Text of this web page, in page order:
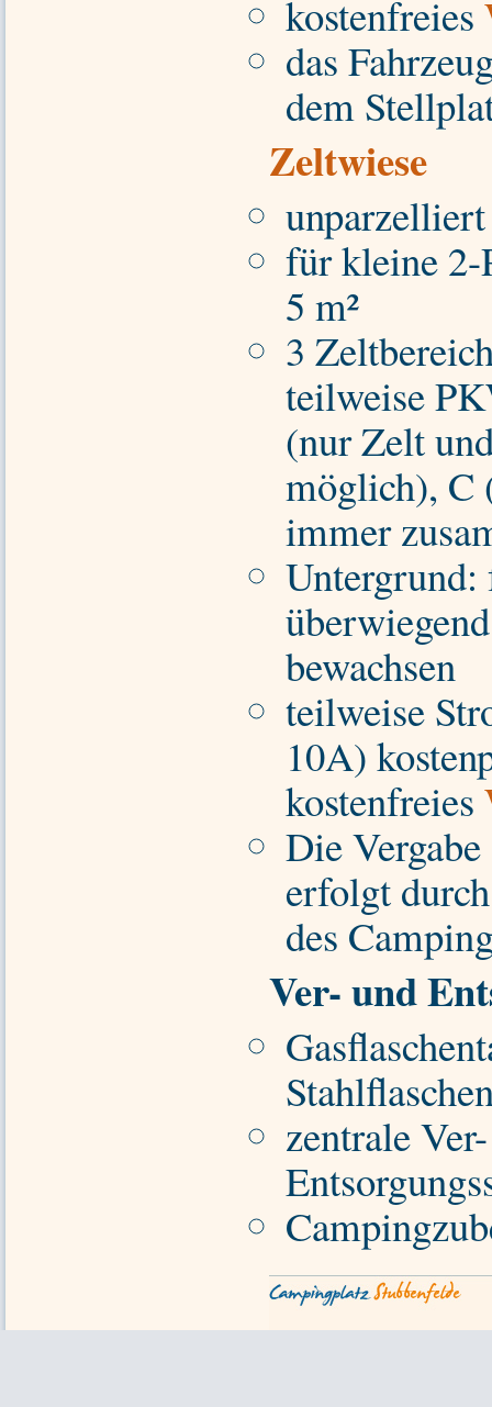
kostenfreies
das
dem
Zeltwiese
unparzelliert
für kleine 2-
5 m²
3
teilweise
(nur Zelt
möglich), C
immer
Untergrund:
bewachsen
teilweise
10A)
kostenfreies
Die
erfolgt
des
Ver- und
zentrale